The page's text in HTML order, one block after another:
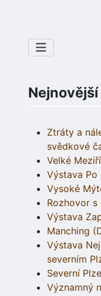
Ztráty a
svědkové
Velké
Výstava
Vysoké
Rozhovor s
Výstava
Manching
Výstava
severním
Severní
Významný